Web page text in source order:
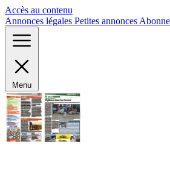
Accès au contenu
Annonces légales Petites annonces
Menu
Panneau de gestion des cookies